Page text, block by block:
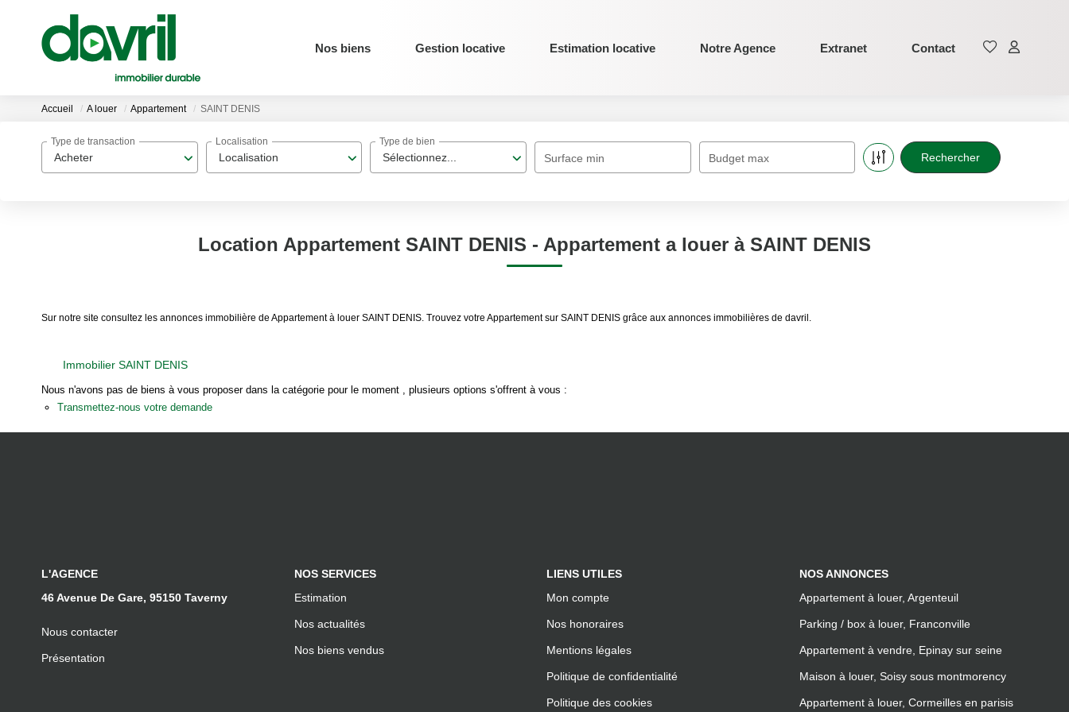
Nos biens Gestion locative Estimation locative Notre Agence Extranet Contact
Accueil A louer Appartement SAINT DENIS
Acheter
Type de transaction
Localisation
Localisation
Sélectionnez...
Type de bien
Surface min Budget max
Location Appartement SAINT DENIS - Appartement a louer à SAINT DENIS
Sur notre site consultez les annonces immobilière de Appartement à louer SAINT DENIS. Trouvez votre Appartement sur SAINT DENIS grâce aux annonces immobilières de davril.
Immobilier SAINT DENIS
Nous n'avons pas de biens à vous proposer dans la catégorie pour le moment , plusieurs options s'offrent à vous :
Transmettez-nous votre demande
L'AGENCE
46 Avenue De Gare, 95150 Taverny
Nous contacter
Présentation
NOS SERVICES
Estimation
Nos actualités
Nos biens vendus
LIENS UTILES
Mon compte
Nos honoraires
Mentions légales
Politique de confidentialité
Politique des cookies
NOS ANNONCES
Appartement à louer, Argenteuil
Parking / box à louer, Franconville
Appartement à vendre, Epinay sur seine
Maison à louer, Soisy sous montmorency
Appartement à louer, Cormeilles en parisis